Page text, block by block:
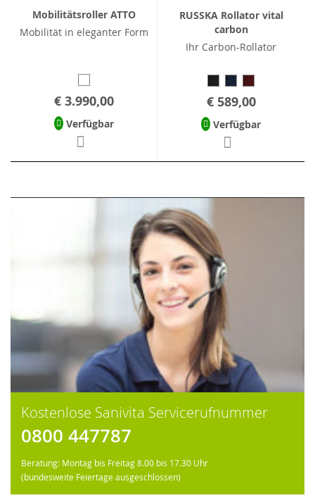
Mobilitätsroller ATTO
Mobilität in eleganter Form
€ 3.990,00
Verfügbar
RUSSKA Rollator vital
carbon
Ihr Carbon-Rollator
€ 589,00
Verfügbar
Kostenlose Sanivita Servicerufnummer
0800 447787
Beratung: Montag bis Freitag 8.00 bis 17.30 Uhr
(bundesweite Feiertage ausgeschlossen)